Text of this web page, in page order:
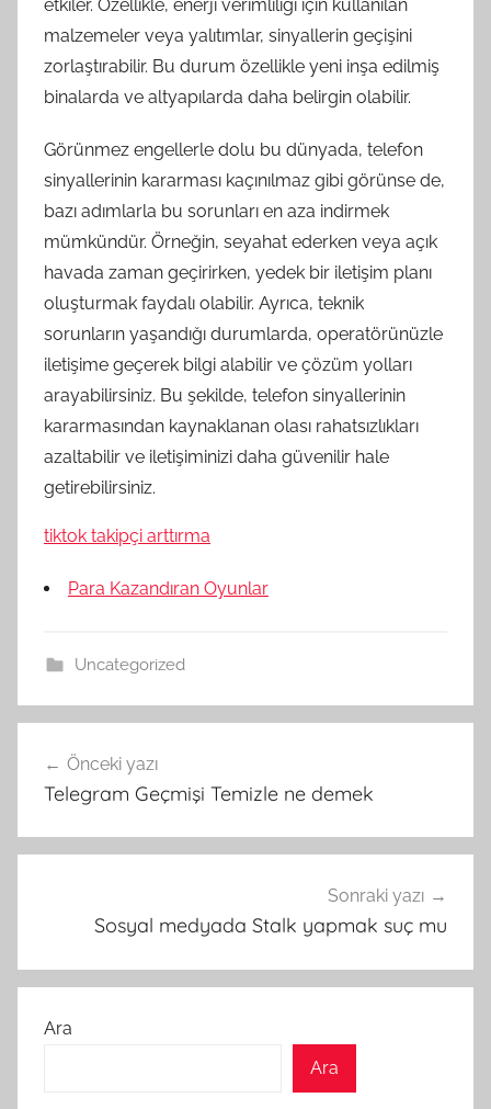
etkiler. Özellikle, enerji verimliliği için kullanılan
malzemeler veya yalıtımlar, sinyallerin geçişini
zorlaştırabilir. Bu durum özellikle yeni inşa edilmiş
binalarda ve altyapılarda daha belirgin olabilir.
Görünmez engellerle dolu bu dünyada, telefon
sinyallerinin kararması kaçınılmaz gibi görünse de,
bazı adımlarla bu sorunları en aza indirmek
mümkündür. Örneğin, seyahat ederken veya açık
havada zaman geçirirken, yedek bir iletişim planı
oluşturmak faydalı olabilir. Ayrıca, teknik
sorunların yaşandığı durumlarda, operatörünüzle
iletişime geçerek bilgi alabilir ve çözüm yolları
arayabilirsiniz. Bu şekilde, telefon sinyallerinin
kararmasından kaynaklanan olası rahatsızlıkları
azaltabilir ve iletişiminizi daha güvenilir hale
getirebilirsiniz.
tiktok takipçi arttırma
Para Kazandıran Oyunlar
Uncategorized
gezinmesi
Önceki yazı
Telegram Geçmişi Temizle ne demek
Sonraki yazı
Sosyal medyada Stalk yapmak suç mu
Ara
Ara